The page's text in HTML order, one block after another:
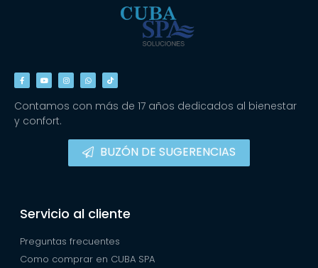
Contamos con más de 17 años dedicados al bienestar
y confort.
BUZÓN DE SUGERENCIAS
Servicio al cliente
Preguntas frecuentes
Como comprar en CUBA SPA